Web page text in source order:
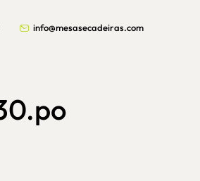
info@mesasecadeiras.com